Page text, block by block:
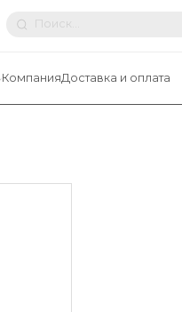
КомпанияДоставка и оплата